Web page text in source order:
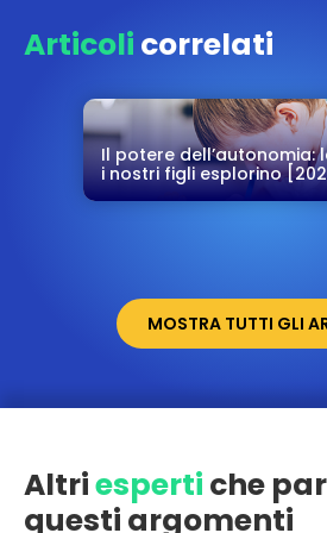
Articoli correlati
Il potere dell’autonomia:
i nostri figli esplorino
MOSTRA TUTTI GLI
Altriesperti che
questi argomenti